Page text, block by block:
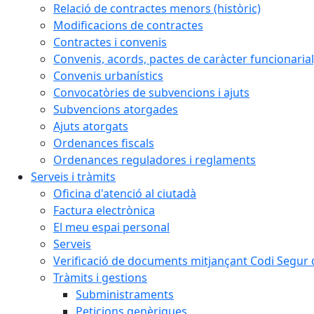
Relació de contractes menors (històric)
Modificacions de contractes
Contractes i convenis
Convenis, acords, pactes de caràcter
Convenis urbanístics
Convocatòries de subvencions i ajuts
Subvencions atorgades
Ajuts atorgats
Ordenances fiscals
Ordenances reguladores i reglaments
Serveis i tràmits
Oficina d'atenció al ciutadà
Factura electrònica
El meu espai personal
Serveis
Verificació de documents mitjançant Codi Segur
Tràmits i gestions
Subministraments